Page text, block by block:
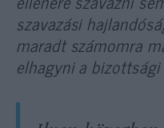
szavazási
maradt számomra
elhagyni a